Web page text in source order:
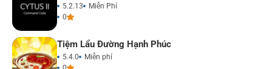
5.2.13
Miễn Phí
0
Tiệm Lẩu Đường Hạnh Phúc
5.4.0
Miễn phí